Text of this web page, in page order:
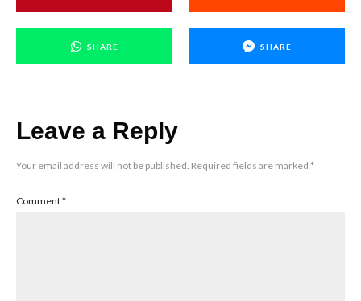
SHARE SHARE
Leave a Reply
Your email address will not be published. Required fields are marked *
Comment*